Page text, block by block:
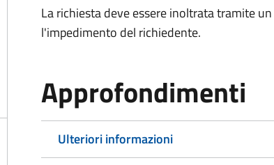
La richiesta deve essere inoltrata tramite
l'impedimento del richiedente.
Approfondimenti
Ulteriori informazioni